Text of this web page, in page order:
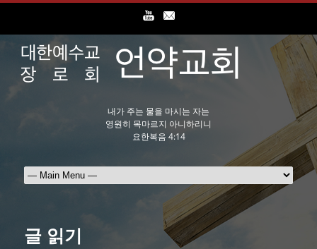
내가 주는 물을 마시는 자는
영원히 목마르지 아니하리니
요한복음 4:14
글 읽기